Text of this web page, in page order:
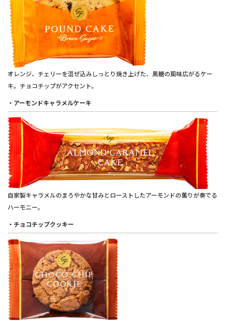
オレンジ、チェリーを混ぜ込みしっとり焼き上げた、黒糖の風味広がるケー
キ。チョコチップがアクセント。
・アーモンドキャラメルケーキ
自家製キャラメルのまろやかな甘みとローストしたアーモンドの薫りが奏でる
ハーモニー。
・チョコチップクッキー